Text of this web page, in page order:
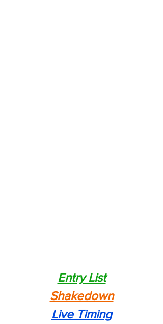
Entry List
Shakedown
Live Timing